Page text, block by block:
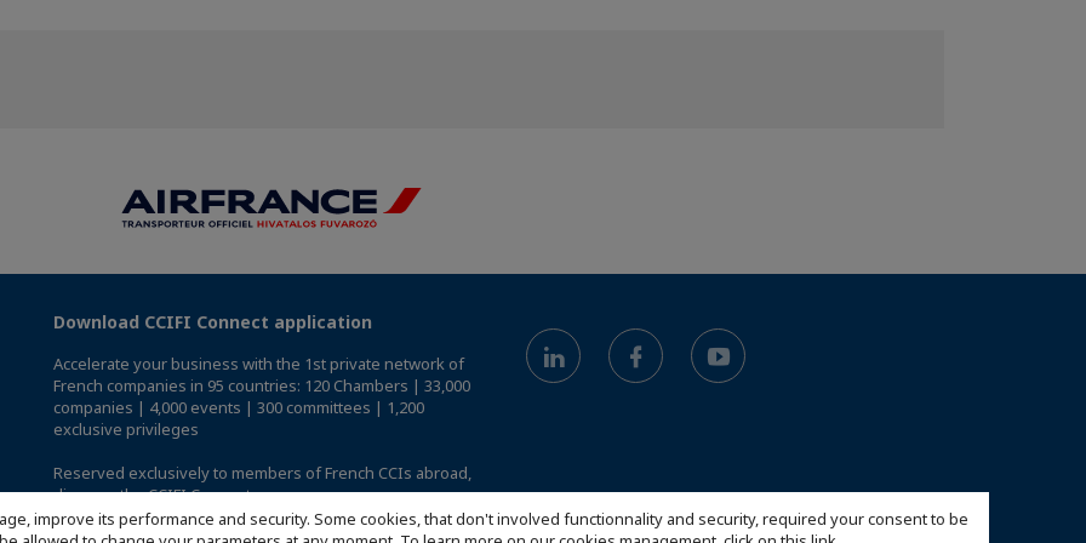
improve its performance and security. Some cookies, that don't involved functionnality and security, required your consent to be
Download CCIFI Connect application
Accelerate your business with the 1st private network of
French companies in 95 countries: 120 Chambers | 33,000
companies | 4,000 events | 300 committees | 1,200
exclusive privileges
Reserved exclusively to members of French CCIs abroad,
discover the CCIFI Connect app.